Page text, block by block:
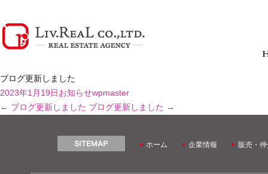
ブログ更新しました
2023年1月19日 お知らせwpmaster
← ブログ更新しました ブログ更新しました →
ホーム 企業情報 販売・